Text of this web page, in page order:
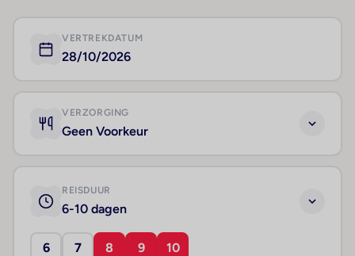
VERTREKDATUM
28/10/2026
VERZORGING
Geen Voorkeur
REISDUUR
6-10 dagen
6 7 8 9 10